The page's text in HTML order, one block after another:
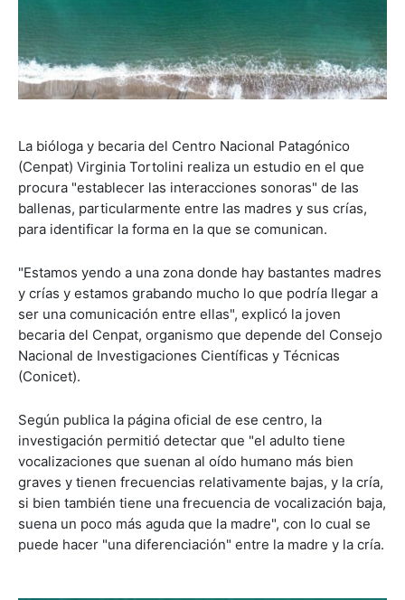
La bióloga y becaria del Centro Nacional Patagónico
(Cenpat) Virginia Tortolini realiza un estudio en el que
procura "establecer las interacciones sonoras" de las
ballenas, particularmente entre las madres y sus crías,
para identificar la forma en la que se comunican.
"Estamos yendo a una zona donde hay bastantes madres
y crías y estamos grabando mucho lo que podría llegar a
ser una comunicación entre ellas", explicó la joven
becaria del Cenpat, organismo que depende del Consejo
Nacional de Investigaciones Científicas y Técnicas
(Conicet).
Según publica la página oficial de ese centro, la
investigación permitió detectar que "el adulto tiene
vocalizaciones que suenan al oído humano más bien
graves y tienen frecuencias relativamente bajas, y la cría,
si bien también tiene una frecuencia de vocalización baja,
suena un poco más aguda que la madre", con lo cual se
puede hacer "una diferenciación" entre la madre y la cría.